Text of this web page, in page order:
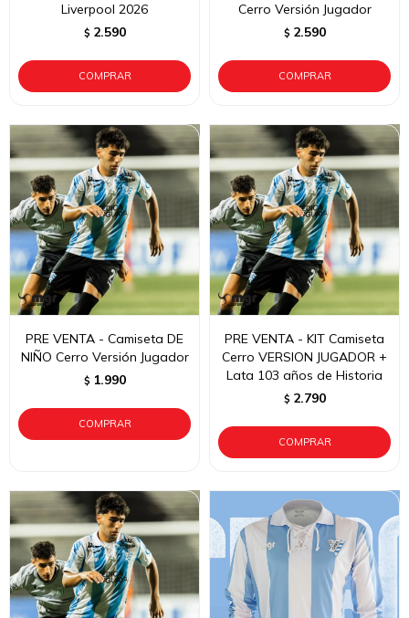
Liverpool 2026
$ 2.590
Cerro Versión Jugador
$ 2.590
PRE VENTA - Camiseta DE
NIÑO Cerro Versión Jugador
$ 1.990
PRE VENTA - KIT Camiseta
Cerro VERSION JUGADOR +
Lata 103 años de Historia
$ 2.790